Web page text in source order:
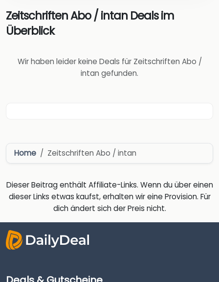
Zeitschriften Abo / intan Deals im
Überblick
Wir haben leider keine Deals für Zeitschriften Abo /
intan gefunden.
Home Zeitschriften Abo / intan
Dieser Beitrag enthält Affiliate-Links. Wenn du über einen
dieser Links etwas kaufst, erhalten wir eine Provision. Für
dich ändert sich der Preis nicht.